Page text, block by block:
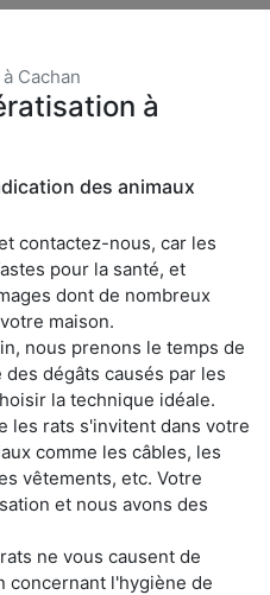
Cachan
à
des animaux
contactez-nous, car les
pour la santé, et
dont de nombreux
maison.
nous prenons le temps de
dégâts causés par les
la technique idéale.
les rats s'invitent dans votre
comme les câbles, les
vêtements, etc. Votre
et nous avons des
ne vous causent de
concernant l'hygiène de